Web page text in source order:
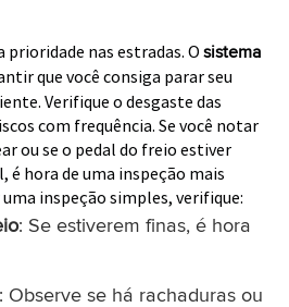
prioridade nas estradas. O sistema
que você consiga parar seu
Verifique o desgaste das
com frequência. Se você notar
ou se o pedal do freio estiver
é hora de uma inspeção mais
inspeção simples, verifique:
: Se estiverem finas, é hora
: Observe se há rachaduras ou